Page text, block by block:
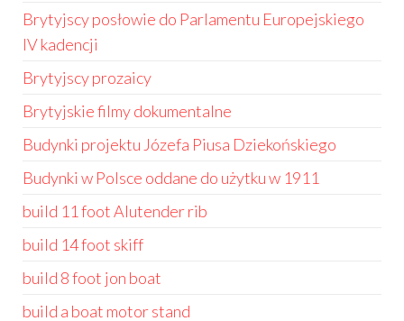
Brytyjscy posłowie do Parlamentu Europejskiego
IV kadencji
Brytyjscy prozaicy
Brytyjskie filmy dokumentalne
Budynki projektu Józefa Piusa Dziekońskiego
Budynki w Polsce oddane do użytku w 1911
build 11 foot Alutender rib
build 14 foot skiff
build 8 foot jon boat
build a boat motor stand